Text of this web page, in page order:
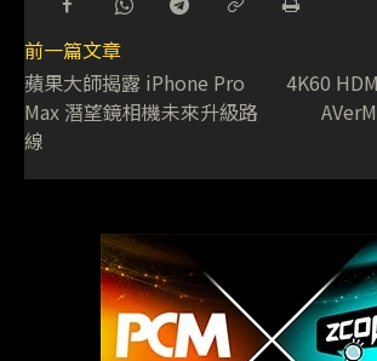
前一篇文章
蘋果大師揭露 iPhone Pro
Max 潛望鏡相機未來升級路
線
4K60